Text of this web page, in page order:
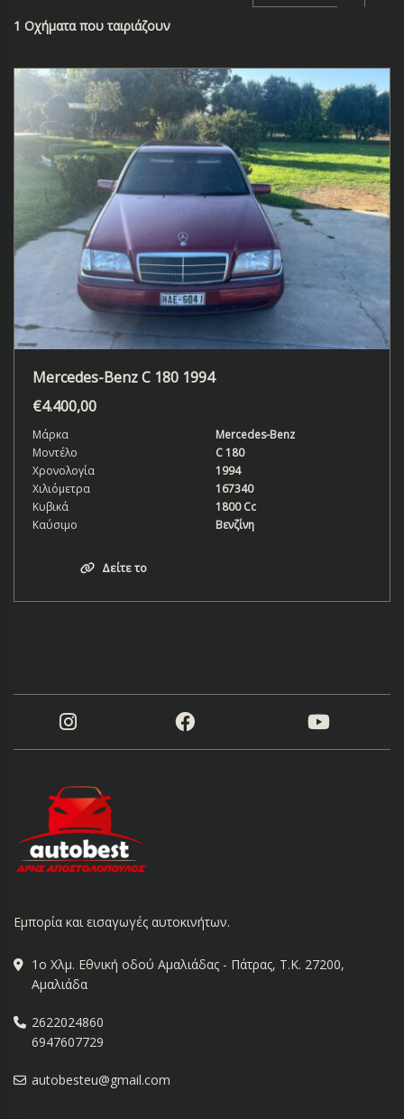
1 Οχήματα που ταιριάζουν
Mercedes-Benz C 180 1994
€4.400,00
Μάρκα
Mercedes-Benz
Μοντέλο
C 180
Χρονολογία
1994
Χιλιόμετρα
167340
Κυβικά
1800 Cc
Καύσιμο
Βενζίνη
Δείτε το
Εμπορία και εισαγωγές αυτοκινήτων.
1ο Χλμ. Εθνική οδού Αμαλιάδας - Πάτρας, Τ.Κ. 27200,
Αμαλιάδα
2622024860
6947607729
autobesteu@gmail.com